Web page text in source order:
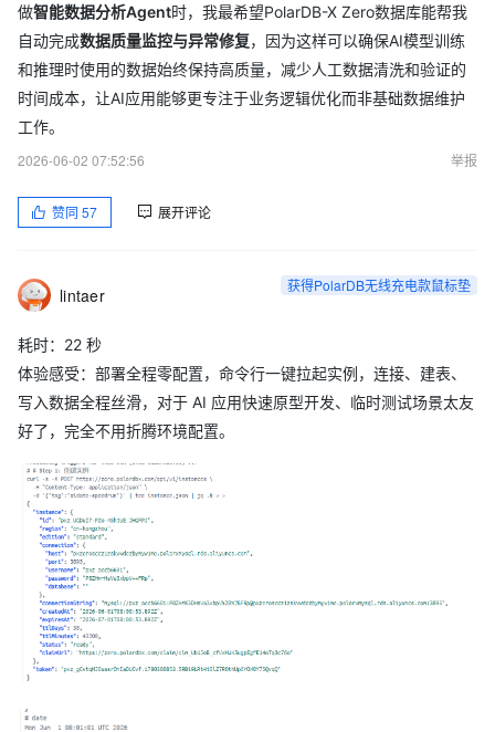
做智能数据分析Agent时，我最希望PolarDB-X Zero数据库能帮我
自动完成数据质量监控与异常修复，因为这样可以确保AI模型训练
和推理时使用的数据始终保持高质量，减少人工数据清洗和验证的
时间成本，让AI应用能够更专注于业务逻辑优化而非基础数据维护
工作。
2026-06-02 07:52:56
举报
赞同 57 展开评论
lintaer 获得PolarDB无线充电款鼠标垫
耗时：22 秒
体验感受：部署全程零配置，命令行一键拉起实例，连接、建表、
写入数据全程丝滑，对于 AI 应用快速原型开发、临时测试场景太友
好了，完全不用折腾环境配置。